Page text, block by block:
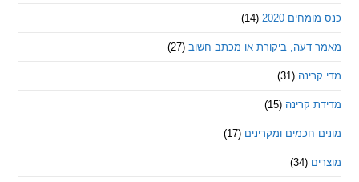
2020
(14)
ביקורת או מכתב חשוב (27)
(31)
קרינה (15)
חכמים ומקרינים (17)